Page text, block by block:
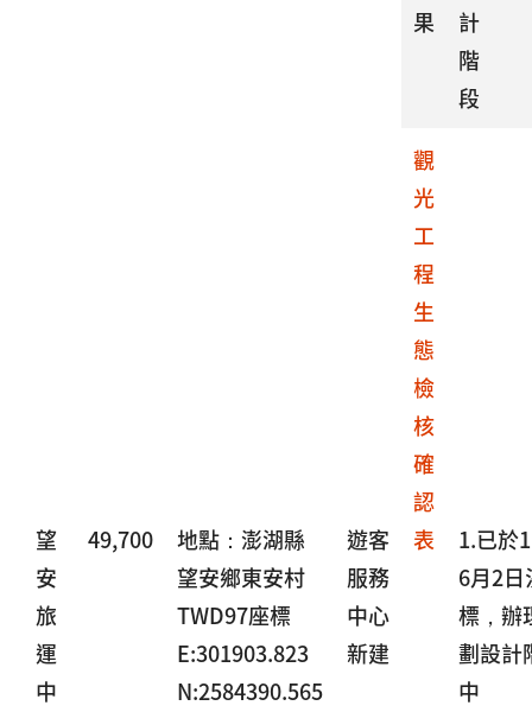
果
計
階
段
望
安
旅
運
中
49,700
地點：澎湖縣
望安鄉東安村
TWD97座標
E:301903.823
N:2584390.565
遊客
服務
中心
新建
觀
光
工
程
生
態
檢
核
確
認
表
1.已於
6月2日
標，辦
劃設計
中